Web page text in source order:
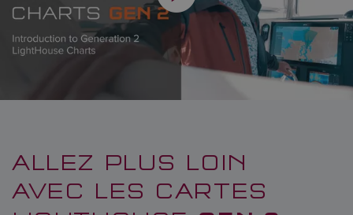
ALLEZ PLUS LOIN
AVEC LES CARTES